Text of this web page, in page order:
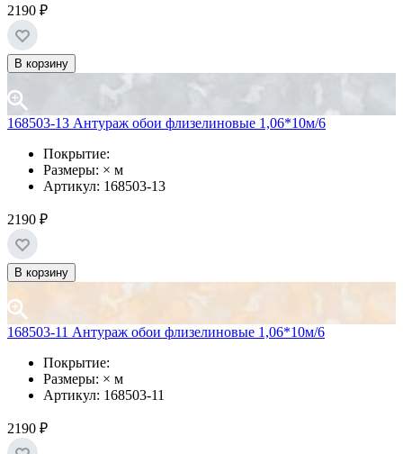
2190 ₽
В корзину
168503-13 Антураж обои флизелиновые 1,06*10м/6
Покрытие:
Размеры: × м
Артикул: 168503-13
2190 ₽
В корзину
168503-11 Антураж обои флизелиновые 1,06*10м/6
Покрытие:
Размеры: × м
Артикул: 168503-11
2190 ₽